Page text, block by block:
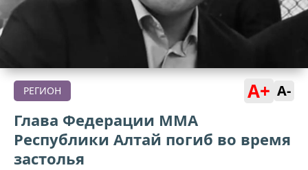
РЕГИОН A+ A-
Глава Федерации ММА
Республики Алтай погиб во время
застолья